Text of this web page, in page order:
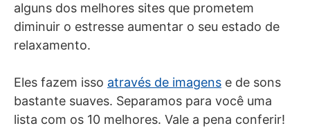
alguns dos melhores sites que prometem
diminuir o estresse aumentar o seu estado de
relaxamento.
Eles fazem isso através de imagens e de sons
bastante suaves. Separamos para você uma
lista com os 10 melhores. Vale a pena conferir!